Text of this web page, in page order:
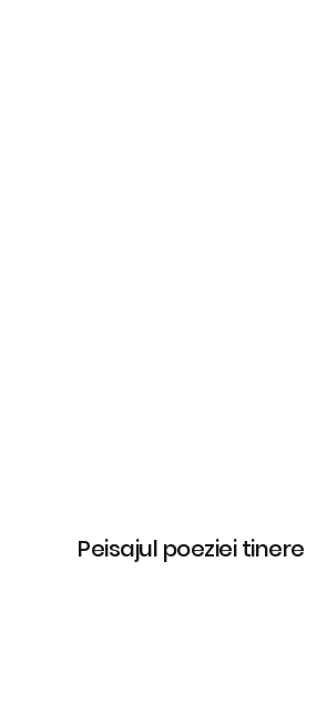
Peisajul poeziei tinere